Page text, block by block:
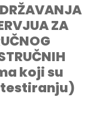
ZA
koji su